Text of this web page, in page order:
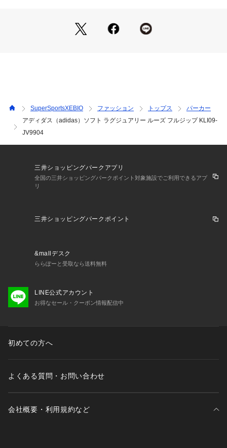
ルジップトップ。快適な着心地が魅力。ゆったりとしたシルエ
ットと長めの着丈は、重ね着しやすく、リラックスしたカジュ
※弊社独自の採寸・計量方法により計測を行っておりますた
め、多少の誤差が生じる場合がございます。
※一部商品において弊社カラー表記がメーカーカラー表記と異
なる場合がございます。
商品の色味が若干異なる場合があります。
※掲載の価格・製品のパッケージ・デザイン・仕様について、
予告なく変更することがあります。あらかじめご了承くださ
ト スウェットパーカー Lady's Ladys レディース れでぃーす
_womens_spwear brand_pt_adi momday2603
SuperSportsXEBIO ファッション トップス
パーカー
アディダス（adidas）ソフト ラグジュアリー ルーズ フルジップ KLI09-
JV9904
三井ショッピングパークアプリ
全国の三井ショッピングパークポイント対象施設でご利用できるアプ
リ
三井ショッピングパークポイント
&mallデスク
ららぽーと受取なら送料無料
LINE公式アカウント
お得なセール・クーポン情報配信中
初めての方へ
よくある質問・お問い合わせ
会社概要・利用規約など